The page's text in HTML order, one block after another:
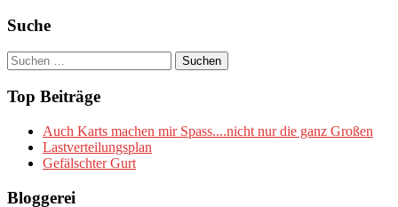
Suche
Suchen
nach:
Top Beiträge
Auch Karts machen mir Spass....nicht nur die ganz Großen
Lastverteilungsplan
Gefälschter Gurt
Bloggerei